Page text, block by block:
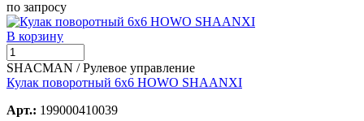
по запросу
В корзину
SHACMAN / Рулевое управление
Кулак поворотный 6x6 HOWO SHAANXI
Арт.: 199000410039